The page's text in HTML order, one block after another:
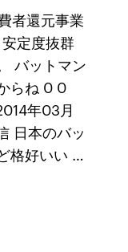
者還元事業
定度抜群
バットマン
らね 0 0
年03月
日本のバッ
格好いい …